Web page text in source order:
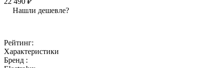
Нашли дешевле?
Рейтинг:
Характеристики
Бренд :